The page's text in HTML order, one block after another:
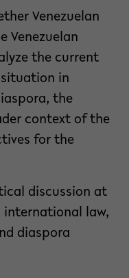
Venezuelan
Venezuelan
the current
in
the
context of the
for the
discussion at
law,
diaspora